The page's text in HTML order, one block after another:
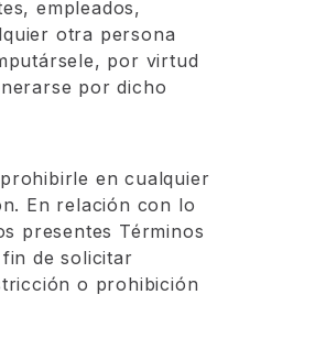
empleados,
otra persona
por virtud
por dicho
en cualquier
En relación con lo
presentes Términos
de solicitar
o prohibición